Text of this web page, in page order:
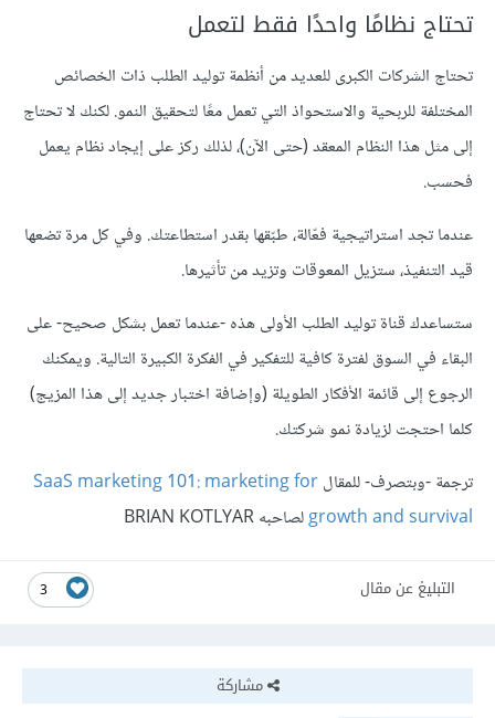
تحتاج نظامًا واحدًا فقط لتعمل
تحتاج الشركات الكبرى للعديد من أنظمة توليد الطلب ذات الخصائص
المختلفة للربحية والاستحواذ التي تعمل معًا لتحقيق النمو. لكنك لا تحتاج
إلى مثل هذا النظام المعقد (حتى الآن)، لذلك ركز على إيجاد نظام يعمل
فحسب.
عندما تجد استراتيجية فعّالة، طبّقها بقدر استطاعتك. وفي كل مرة تضعها
قيد التنفيذ، ستزيل المعوقات وتزيد من تأثيرها.
ستساعدك قناة توليد الطلب الأولى هذه -عندما تعمل بشكل صحيح- على
البقاء في السوق لفترة كافية للتفكير في الفكرة الكبيرة التالية. ويمكنك
الرجوع إلى قائمة الأفكار الطويلة (وإضافة اختبار جديد إلى هذا المزيج)
كلما احتجت لزيادة نمو شركتك.
ترجمة -وبتصرف- للمقالSaaS marketing 101: marketing for
growth and survivalلصاحبه BRIAN KOTLYAR
3 التبليغ عن مقال
مشاركة